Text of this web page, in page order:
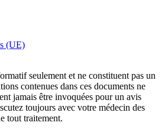
(UE)
seulement et ne constituent pas un
contenues dans ces documents ne
jamais être invoquées pour un avis
toujours avec votre médecin des
tout traitement.